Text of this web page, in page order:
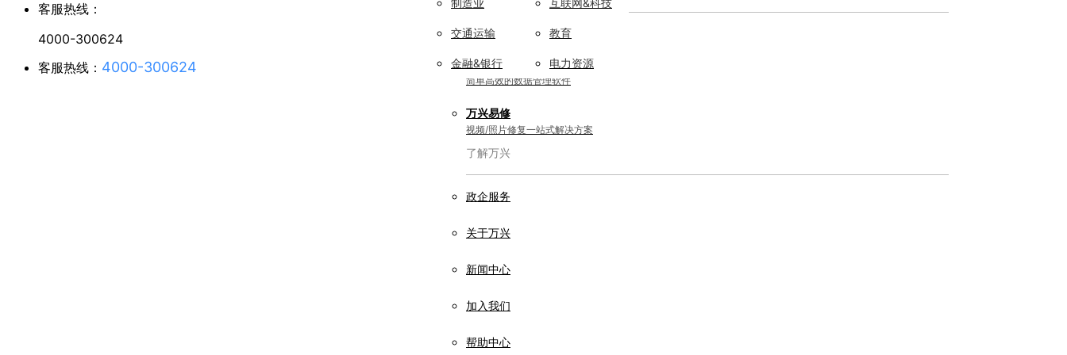
实用工具
万兴恢复专家
简单高效的数据管理软件
万兴易修
视频/照片修复一站式解决方案
了解万兴
政企服务
关于万兴
新闻中心
加入我们
帮助中心
制造业
交通运输
金融&银行
互联网&科技
教育
电力资源
客服热线：
4000-300624
客服热线： 4000-300624